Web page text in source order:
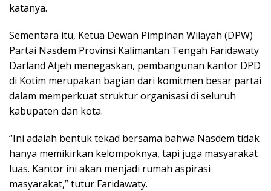
katanya.
Sementara itu, Ketua Dewan Pimpinan Wilayah (DPW)
Partai Nasdem Provinsi Kalimantan Tengah Faridawaty
Darland Atjeh menegaskan, pembangunan kantor DPD
di Kotim merupakan bagian dari komitmen besar partai
dalam memperkuat struktur organisasi di seluruh
kabupaten dan kota.
“Ini adalah bentuk tekad bersama bahwa Nasdem tidak
hanya memikirkan kelompoknya, tapi juga masyarakat
luas. Kantor ini akan menjadi rumah aspirasi
masyarakat,” tutur Faridawaty.